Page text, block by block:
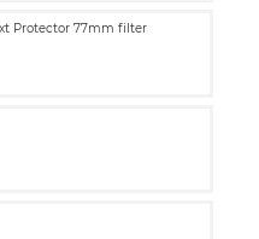
Protector 77mm filter